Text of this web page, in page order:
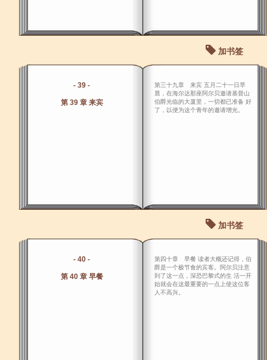
加书签
- 39 -
第 39 章 来宾
第三十九章 来宾 五月二十一日早
晨，在海尔达那座阿尔贝邀请基督山
伯爵光临的大厦里，一切都已准备 好
了，以便为这个青年的邀请增光。
加书签
- 40 -
第 40 章 早餐
第四十章 早餐 读者大概还记得，伯
爵是一个极节食的宾客。阿尔贝注意
到了这一点，深恐巴黎式的生 活一开
始就会在这最重要的一点上使这位客
人不高兴。